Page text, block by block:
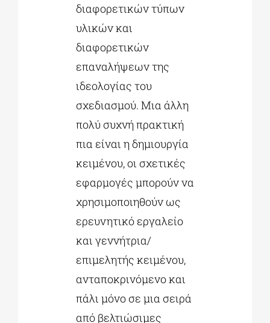
διαφορετικών τύπων
υλικών και
διαφορετικών
επαναλήψεων της
ιδεολογίας του
σχεδιασμού. Μια άλλη
πολύ συχνή πρακτική
πια είναι η δημιουργία
κειμένου, οι σχετικές
εφαρμογές μπορούν να
χρησιμοποιηθούν ως
ερευνητικό εργαλείο
και γεννήτρια/
επιμελητής κειμένου,
ανταποκρινόμενο και
πάλι μόνο σε μια σειρά
από βελτιώσιμες